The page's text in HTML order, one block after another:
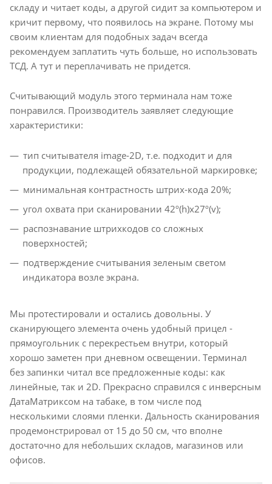
складу и читает коды, а другой сидит за компьютером и
кричит первому, что появилось на экране. Потому мы
своим клиентам для подобных задач всегда
рекомендуем заплатить чуть больше, но использовать
ТСД. А тут и переплачивать не придется.
Считывающий модуль этого терминала нам тоже
понравился. Производитель заявляет следующие
характеристики:
тип считывателя image-2D, т.е. подходит и для
продукции, подлежащей обязательной маркировке;
минимальная контрастность штрих-кода 20%;
угол охвата при сканировании 42º(h)x27º(v);
распознавание штрихкодов со сложных
поверхностей;
подтверждение считывания зеленым светом
индикатора возле экрана.
Мы протестировали и остались довольны. У
сканирующего элемента очень удобный прицел -
прямоугольник с перекрестьем внутри, который
хорошо заметен при дневном освещении. Терминал
без запинки читал все предложенные коды: как
линейные, так и 2D. Прекрасно справился с инверсным
ДатаМатриксом на табаке, в том числе под
несколькими слоями пленки. Дальность сканирования
продемонстрировал от 15 до 50 см, что вполне
достаточно для небольших складов, магазинов или
офисов.